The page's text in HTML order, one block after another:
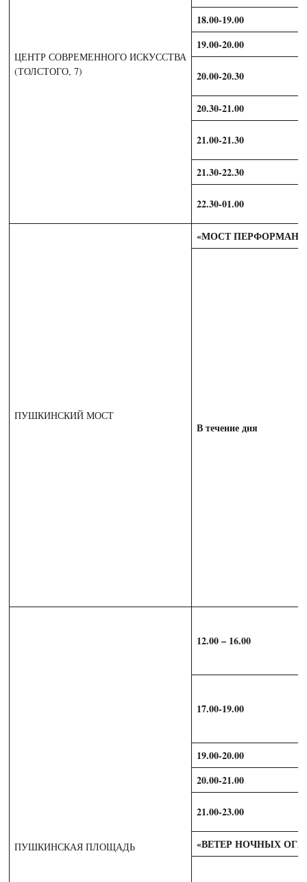
ЦЕНТР СОВРЕМЕННОГО ИСКУССТВА
(ТОЛСТОГО, 7)
18.00-19.00
19.00-20.00
20.00-20.30
20.30-21.00
21.00-21.30
21.30-22.30
22.30-01.00
ПУШКИНСКИЙ МОСТ
«МОСТ
В течение дня
ПУШКИНСКАЯ ПЛОЩАДЬ
12.00 – 16.00
17.00-19.00
19.00-20.00
20.00-21.00
21.00-23.00
«ВЕТЕР НОЧНЫХ